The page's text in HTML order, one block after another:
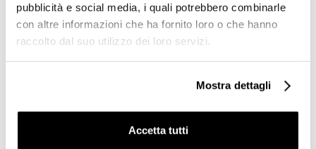
pubblicità e social media, i quali potrebbero combinarle
con altre informazioni che ha fornito loro o che hanno
raccolto dal suo utilizzo dei loro servizi.
Mostra dettagli
Accetta tutti
Griglia doccia angolare da
muro cromato stile classico
- Colombo Design
Griglia doccia angolare da
muro stondato cromato con
gancio - Colombo Design
€ 117,08 € 79,70